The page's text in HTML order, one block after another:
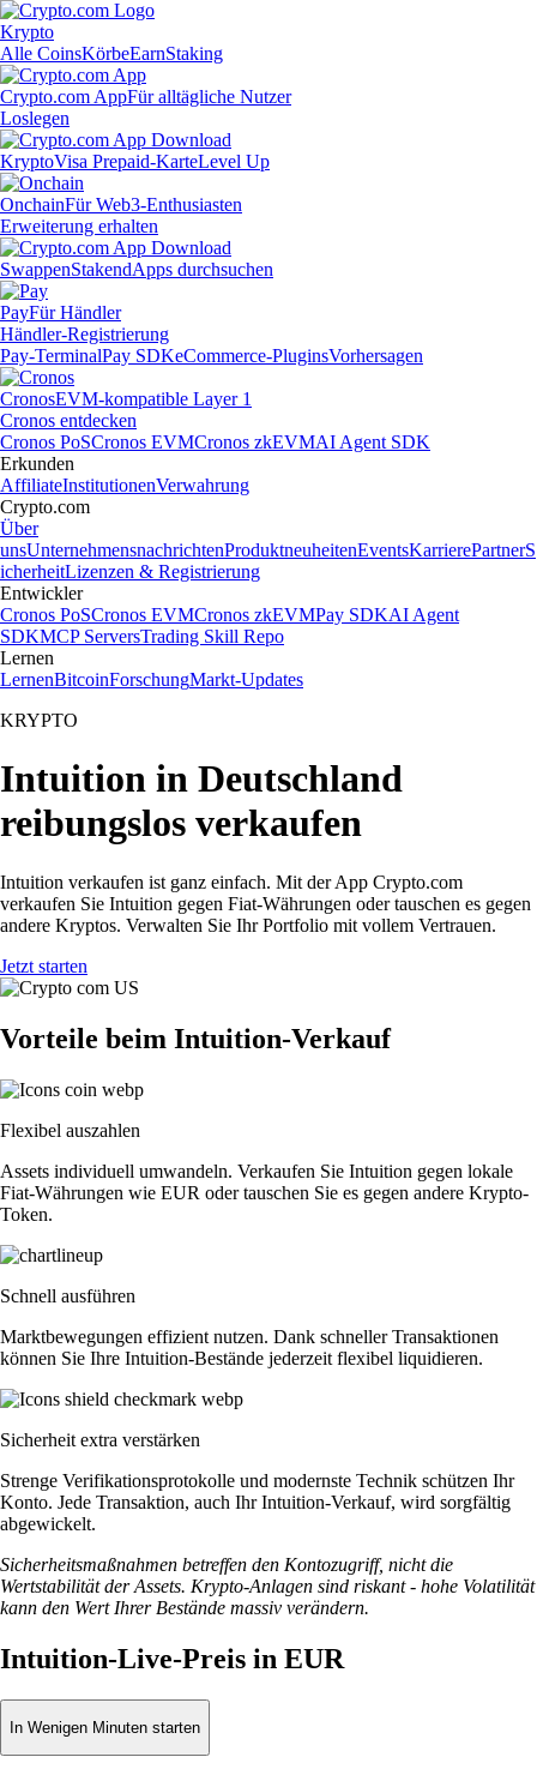
Krypto
Alle CoinsKörbeEarnStaking
Crypto.com AppFür alltägliche Nutzer
Loslegen
KryptoVisa Prepaid-KarteLevel Up
OnchainFür Web3-Enthusiasten
Erweiterung erhalten
SwappenStakendApps durchsuchen
PayFür Händler
Händler-Registrierung
Pay-TerminalPay SDKeCommerce-PluginsVorhersagen
CronosEVM-kompatible Layer 1
Cronos entdecken
Cronos PoSCronos EVMCronos zkEVMAI Agent SDK
Erkunden
AffiliateInstitutionenVerwahrung
Crypto.com
Über
unsUnternehmensnachrichtenProduktneuheitenEventsKarrierePartnerS
icherheitLizenzen & Registrierung
Entwickler
Cronos PoSCronos EVMCronos zkEVMPay SDKAI Agent
SDKMCP ServersTrading Skill Repo
Lernen
LernenBitcoinForschungMarkt-Updates
KRYPTO
Intuition in Deutschland
reibungslos verkaufen
Intuition verkaufen ist ganz einfach. Mit der App Crypto.com
verkaufen Sie Intuition gegen Fiat-Währungen oder tauschen es gegen
andere Kryptos. Verwalten Sie Ihr Portfolio mit vollem Vertrauen.
Jetzt starten
Vorteile beim Intuition-Verkauf
Flexibel auszahlen
Assets individuell umwandeln. Verkaufen Sie Intuition gegen lokale
Fiat-Währungen wie EUR oder tauschen Sie es gegen andere Krypto-
Token.
Schnell ausführen
Marktbewegungen effizient nutzen. Dank schneller Transaktionen
können Sie Ihre Intuition-Bestände jederzeit flexibel liquidieren.
Sicherheit extra verstärken
Strenge Verifikationsprotokolle und modernste Technik schützen Ihr
Konto. Jede Transaktion, auch Ihr Intuition-Verkauf, wird sorgfältig
abgewickelt.
Sicherheitsmaßnahmen betreffen den Kontozugriff, nicht die
Wertstabilität der Assets. Krypto-Anlagen sind riskant - hohe Volatilität
kann den Wert Ihrer Bestände massiv verändern.
Intuition-Live-Preis in EUR
In Wenigen Minuten starten